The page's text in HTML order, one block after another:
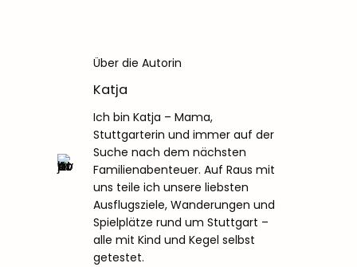
Über die Autorin
Katja
Ich bin Katja – Mama,
Stuttgarterin und immer auf der
Suche nach dem nächsten
Familienabenteuer. Auf Raus mit
uns teile ich unsere liebsten
Ausflugsziele, Wanderungen und
Spielplätze rund um Stuttgart –
alle mit Kind und Kegel selbst
getestet.